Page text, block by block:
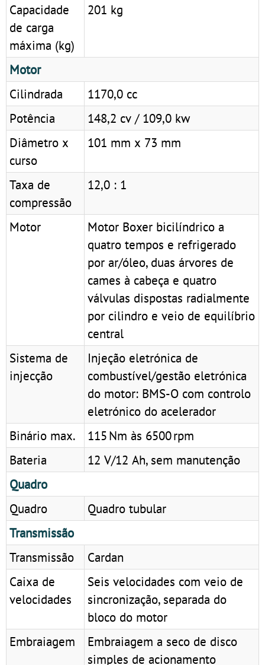
Capacidade
de carga
máxima (kg)
201 kg
Motor
Cilindrada
1170,0 cc
Potência
148,2 cv / 109,0 kw
Diâmetro x
curso
101 mm x 73 mm
Taxa de
compressão
12,0 : 1
Motor
Motor Boxer bicilíndrico a
quatro tempos e refrigerado
por ar/óleo, duas árvores de
cames à cabeça e quatro
válvulas dispostas radialmente
por cilindro e veio de equilíbrio
central
Sistema de
injecção
Injeção eletrónica de
combustível/gestão eletrónica
do motor: BMS-O com controlo
eletrónico do acelerador
Binário max.
115 Nm às 6500 rpm
Bateria
12 V/12 Ah, sem manutenção
Quadro
Quadro
Quadro tubular
Transmissão
Transmissão
Cardan
Caixa de
velocidades
Seis velocidades com veio de
sincronização, separada do
bloco do motor
Embraiagem
Embraiagem a seco de disco
simples de acionamento